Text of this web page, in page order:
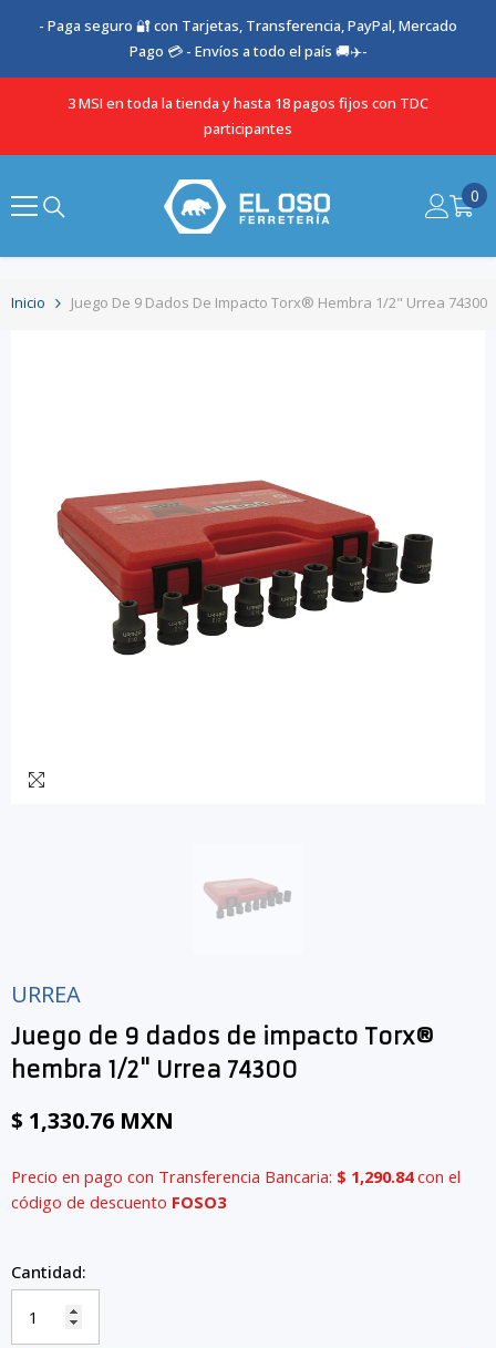
SALTAR AL CONTENIDO
- Paga seguro 🔐 con Tarjetas, Transferencia, PayPal, Mercado
Pago 💳 - Envíos a todo el país 🚚✈️-
3 MSI en toda la tienda y hasta 18 pagos fijos con TDC
participantes
0
0
Inicio Juego De 9 Dados De Impacto Torx® Hembra 1/2" Urrea 74300
URREA
Juego de 9 dados de impacto Torx®
hembra 1/2" Urrea 74300
$ 1,330.76 MXN
Precio en pago con Transferencia Bancaria: $ 1,290.84con el
código de descuento FOSO3
Cantidad: